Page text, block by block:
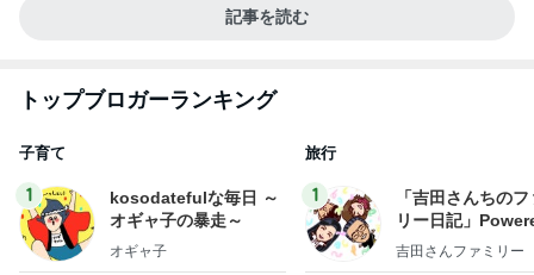
記事を読む
トップブロガーランキング
子育て
1
kosodatefulな毎日 ～
オギャ子の暴走～
オギャ子
旅行
1
「吉田さんちの
リー日記」
y Ameba 吉田さ
吉田さんファミリー